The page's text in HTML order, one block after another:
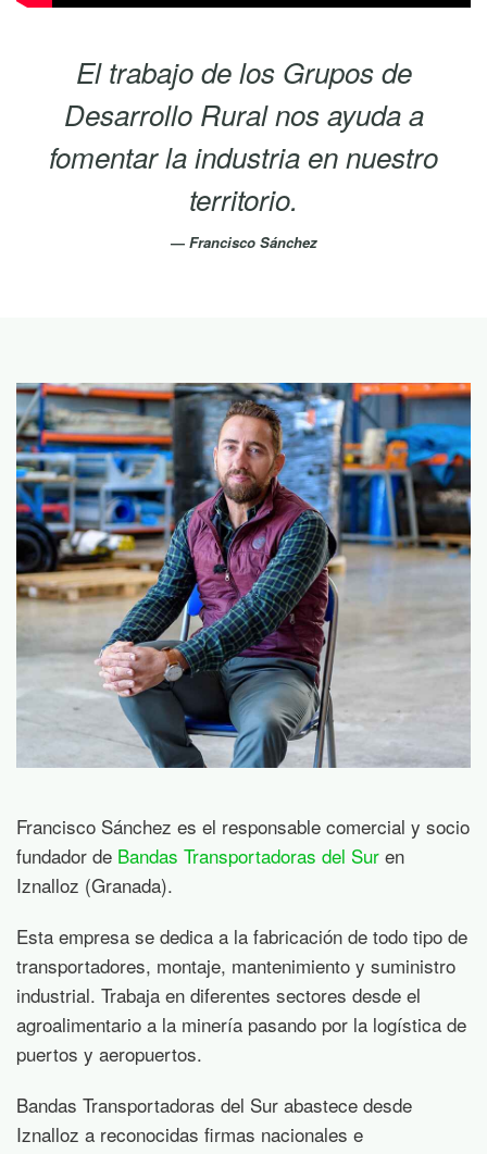
El trabajo de los Grupos de
Desarrollo Rural nos ayuda a
fomentar la industria en nuestro
territorio.
Francisco Sánchez
Francisco Sánchez es el responsable comercial y socio
fundador de Bandas Transportadoras del Sur en
Iznalloz (Granada).
Esta empresa se dedica a la fabricación de todo tipo de
transportadores, montaje, mantenimiento y suministro
industrial. Trabaja en diferentes sectores desde el
agroalimentario a la minería pasando por la logística de
puertos y aeropuertos.
Bandas Transportadoras del Sur abastece desde
Iznalloz a reconocidas firmas nacionales e